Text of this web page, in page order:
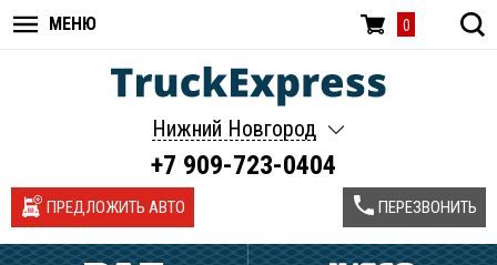
МЕНЮ 0
Нижний Новгород
+7 909-723-0404
ПРЕДЛОЖИТЬ АВТО